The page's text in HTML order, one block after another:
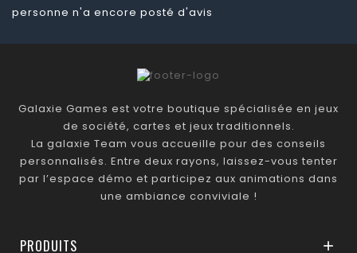
personne n'a encore posté d'avis
Galaxie Games est votre boutique spécialisée en jeux
de société, cartes et jeux traditionnels.
La galaxie Team vous accueille pour des conseils
personnalisés. Entre deux rayons, laissez-vous tenter
par l’espace démo et participez aux animations dans
une ambiance conviviale !
PRODUITS 